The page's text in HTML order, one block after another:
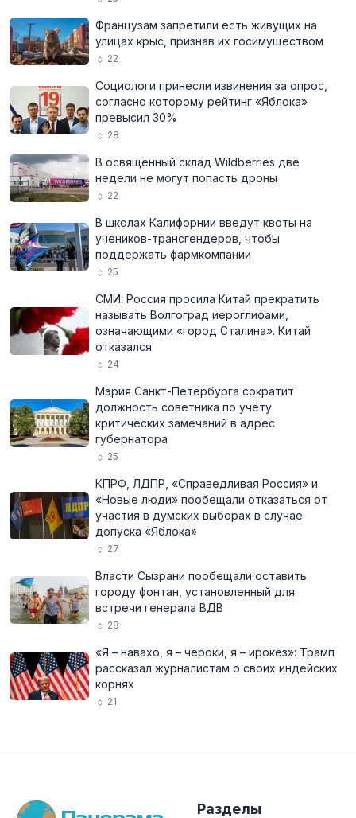
Французам запретили есть живущих на
улицах крыс, признав их госимуществом
22
Социологи принесли извинения за опрос,
согласно которому рейтинг «Яблока»
превысил 30%
28
В освящённый склад Wildberries две
недели не могут попасть дроны
22
В школах Калифорнии введут квоты на
учеников-трансгендеров, чтобы
поддержать фармкомпании
25
СМИ: Россия просила Китай прекратить
называть Волгоград иероглифами,
означающими «город Сталина». Китай
отказался
24
Мэрия Санкт-Петербурга сократит
должность советника по учёту
критических замечаний в адрес
губернатора
25
КПРФ, ЛДПР, «Справедливая Россия» и
«Новые люди» пообещали отказаться от
участия в думских выборах в случае
допуска «Яблока»
27
Власти Сызрани пообещали оставить
городу фонтан, установленный для
встречи генерала ВДВ
28
«Я – навахо, я – чероки, я – ирокез»: Трамп
рассказал журналистам о своих индейских
корнях
21
Разделы